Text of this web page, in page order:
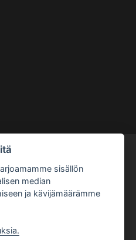
sisällön
median
ja kävijämäärämme